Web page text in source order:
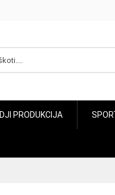
DJI PRODUKCIJA